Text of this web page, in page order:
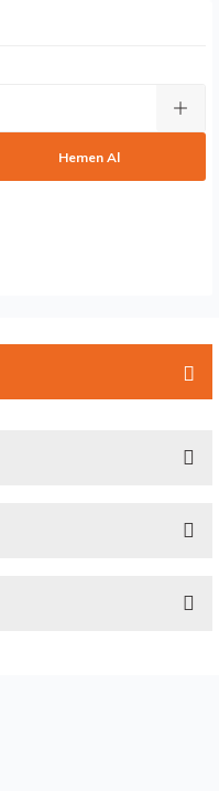
Hemen Al